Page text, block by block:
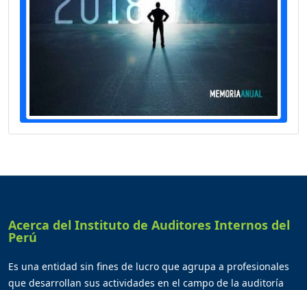
Acerca del Instituto de Auditores Internos del
Perú
Es una entidad sin fines de lucro que agrupa a profesionales
que desarrollan sus actividades en el campo de la auditoría